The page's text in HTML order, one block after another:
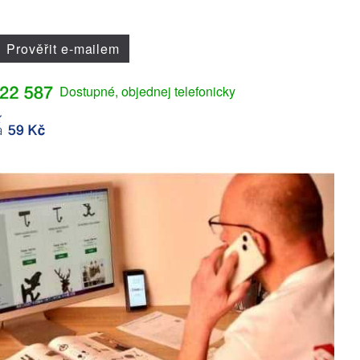
Prověřit e-mailem
Dostupné, objednej telefonicky